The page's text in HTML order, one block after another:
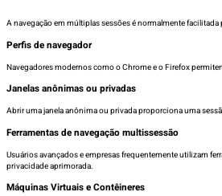
A navegação em múltiplas sessões é normalmente facilitada
Perfis de navegador
Navegadores modernos como o Chrome e o Firefox
Janelas anônimas ou privadas
Abrir uma janela anônima ou privada proporciona uma
Ferramentas de navegação multissessão
Usuários avançados e empresas frequentemente utilizam
privacidade aprimorada.
Máquinas Virtuais e Contêineres